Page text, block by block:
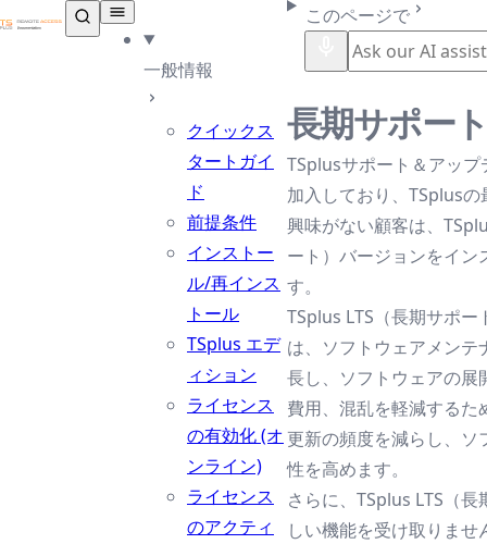
TSplus ドキュメンテーション ®
一般情報
クイックス
タートガイ
ド
前提条件
インストー
ル/再インス
トール
TSplus エデ
ィション
ライセンス
の有効化 (オ
ンライン)
ライセンス
のアクティ
このページで
長期サポー
TSplusサポート＆アッ
加入しており、TSplus
興味がない顧客は、
ート）バージョンをイン
す。
TSplus LTS（長期サポー
は、ソフトウェアメンテ
長し、ソフトウェアの展
費用、混乱を軽減するた
更新の頻度を減らし、ソ
性を高めます。
さらに、TSplus LTS（
しい機能を受け取りませ